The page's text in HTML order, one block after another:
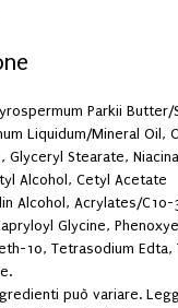
Parkii Butter/
Liquidum/Mineral Oil,
Glyceryl Stearate,
Alcohol, Cetyl Acetate
Alcohol, Acrylates/
Glycine,
10, Tetrasodium Edta,
può variare.